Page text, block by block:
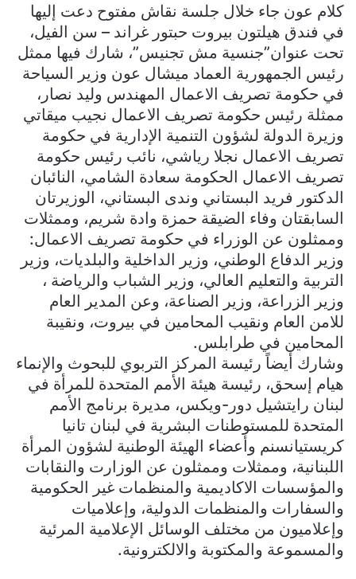
كلام عون جاء خلال جلسة نقاش مفتوح دعت إليها
في فندق هيلتون بيروت حبتور غراند – سن الفيل،
تحت عنوان”جنسية مش تجنيس”، شارك فيها ممثل
رئيس الجمهورية العماد ميشال عون وزير السياحة
في حكومة تصريف الاعمال المهندس وليد نصار،
ممثلة رئيس حكومة تصريف الاعمال نجيب ميقاتي
وزيرة الدولة لشؤون التنمية الإدارية في حكومة
تصريف الاعمال نجلا رياشي، نائب رئيس حكومة
تصريف الاعمال الحكومة سعادة الشامي، النائبان
الدكتور فريد البستاني وندى البستاني، الوزيرتان
السابقتان وفاء الضيقة حمزة وادة شريم، وممثلات
وممثلون عن الوزراء في حكومة تصريف الاعمال:
وزير الدفاع الوطني، وزير الداخلية والبلديات، وزير
التربية والتعليم العالي، وزير الشباب والرياضة ،
وزير الزراعة، وزير الصناعة، وعن المدير العام
للامن العام ونقيب المحامين في بيروت، ونقيبة
المحامين في طرابلس.
وشارك أيضاً رئيسة المركز التربوي للبحوث والإنماء
هيام إسحق، رئيسة هيئة الأمم المتحدة للمرأة في
لبنان رايتشيل دور-ويكس، مديرة برنامج الأمم
المتحدة للمستوطنات البشرية في لبنان تانيا
كريستيانسنم وأعضاء الهيئة الوطنية لشؤون المرأة
اللبنانية، وممثلات وممثلون عن الوزارت والنقابات
والمؤسسات الاكاديمية والمنظمات غير الحكومية
والسفارات والمنظمات الدولية، وإعلاميات
وإعلاميون من مختلف الوسائل الإعلامية المرئية
والمسموعة والمكتوبة والالكترونية.